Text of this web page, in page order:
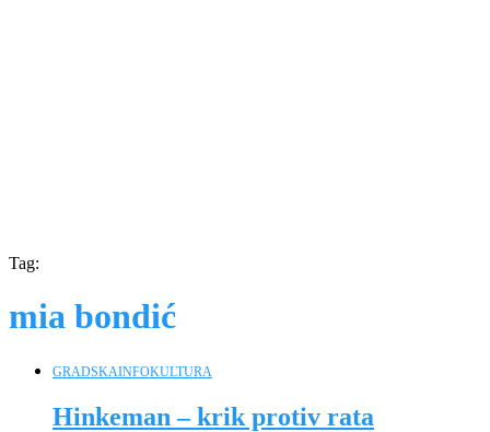
Tag:
mia bondić
GRADSKAINFOKULTURA
Hinkeman – krik protiv rata